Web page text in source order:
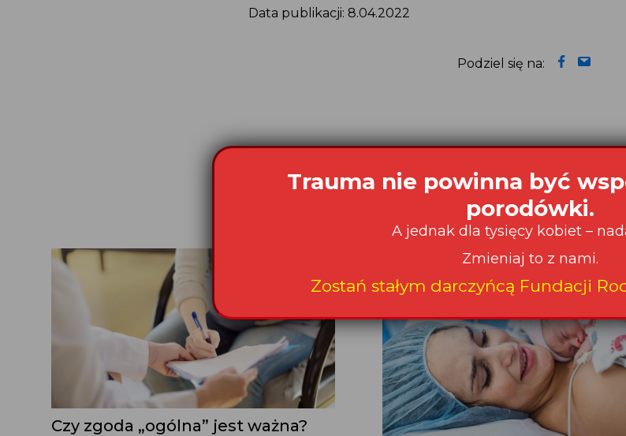
Data publikacji: 8.04.2022
Podziel się na:
Czytaj także:
Czy zgoda „ogólna” jest ważna?
Trauma nie powinna być
porodówki.
A jednak dla tysięcy kobiet –
Zmieniaj to z nami.
Zostań stałym darczyńcą Fundacji